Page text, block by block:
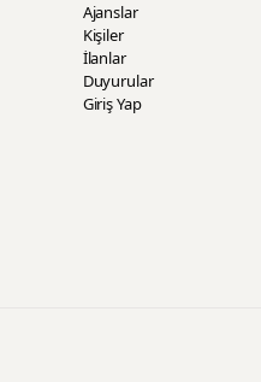
Ajanslar
Kişiler
İlanlar
Duyurular
Giriş Yap